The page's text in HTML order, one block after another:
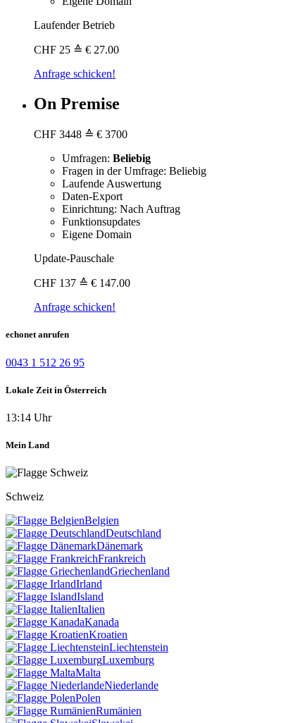
Laufender Betrieb
CHF 25 ≙ € 27.00
Anfrage schicken!
On Premise
CHF 3448 ≙ € 3700
Umfragen: Beliebig
Fragen in der Umfrage: Beliebig
Laufende Auswertung
Daten-Export
Einrichtung: Nach Auftrag
Funktionsupdates
Eigene Domain
Update-Pauschale
CHF 137 ≙ € 147.00
Anfrage schicken!
echonet anrufen
0043 1 512 26 95
Lokale Zeit in Österreich
13:14 Uhr
Mein Land
Schweiz
Belgien
Deutschland
Dänemark
Frankreich
Griechenland
Irland
Island
Italien
Kanada
Kroatien
Liechtenstein
Luxemburg
Malta
Niederlande
Polen
Rumänien